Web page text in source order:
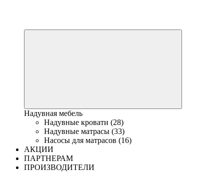
Надувная мебель
Надувные кровати (28)
Надувные матрасы (33)
Насосы для матрасов (16)
АКЦИИ
ПАРТНЕРАМ
ПРОИЗВОДИТЕЛИ